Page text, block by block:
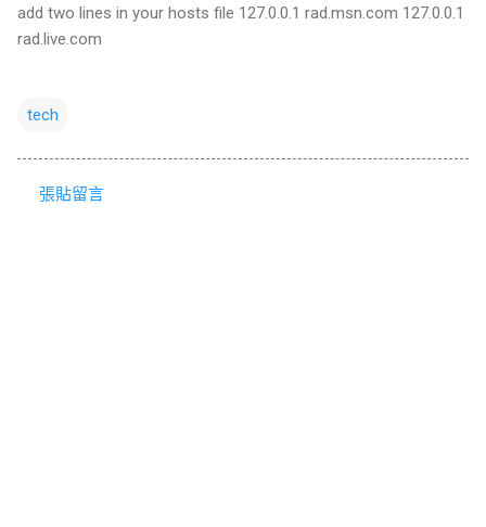
add two lines in your hosts file 127.0.0.1 rad.msn.com 127.0.0.1
rad.live.com
tech
張貼留言